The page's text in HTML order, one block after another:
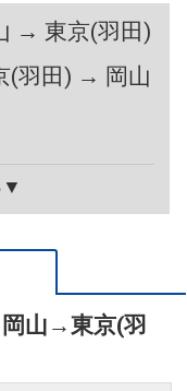
→ 東京(羽田)
(羽田) → 岡山
▼
岡山 →東京(羽